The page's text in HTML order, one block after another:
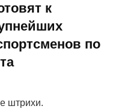
к
по
штрихи.